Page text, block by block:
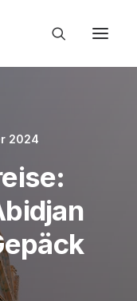
2024